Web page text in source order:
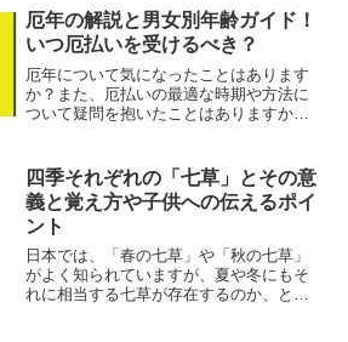
ど、季節の行事ごとに特別なお団子が存
在します。その中でも、あま...
厄年の解説と男女別年齢ガイド！
いつ厄払いを受けるべき？
厄年について気になったことはあります
か？また、厄払いの最適な時期や方法に
ついて疑問を抱いたことはありますか？
て詳しく説明します。さらに、厄払いの
適切な時期や、その際...
四季それぞれの「七草」とその意
義と覚え方や子供への伝えるポイ
ント
日本では、「春の七草」や「秋の七草」
がよく知られていますが、夏や冬にもそ
れに相当する七草が存在するのか、とい